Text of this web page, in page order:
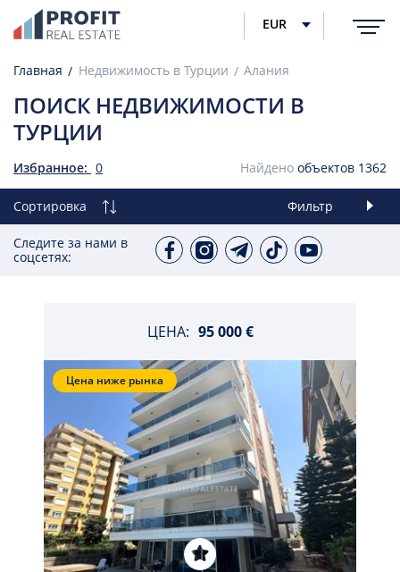
EUR
Главная Недвижимость в Турции Алания
ПОИСК НЕДВИЖИМОСТИ В
ТУРЦИИ
Избранное: 0 Найдено объектов 1362
Сортировка Фильтр
Следите за нами в
соцсетях:
ЦЕНА: 95 000 €
Цена ниже рынка